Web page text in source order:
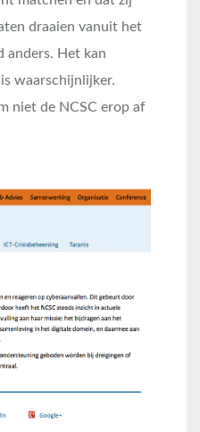
draaien vanuit het
anders. Het kan
waarschijnlijker.
niet de NCSC erop af